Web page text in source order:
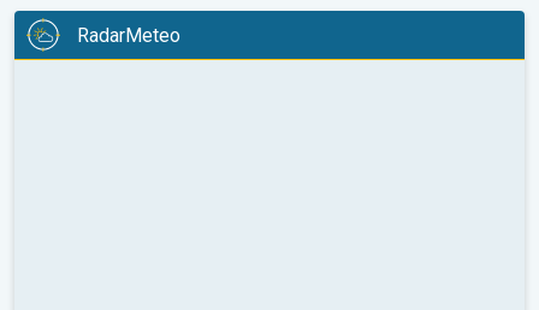
RadarMeteo